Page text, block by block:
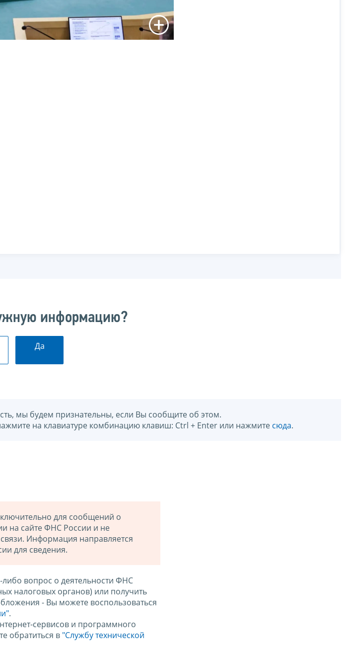
информацию?
Да
мы будем признательны, если Вы сообщите об этом.
на клавиатуре комбинацию клавиш: Ctrl + Enter или нажмите сюда.
для сообщений о
на сайте ФНС России и не
Информация направляется
для сведения.
вопрос о деятельности ФНС
налоговых органов) или получить
- Вы можете воспользоваться
.
сервисов и программного
обратиться в "Службу технической